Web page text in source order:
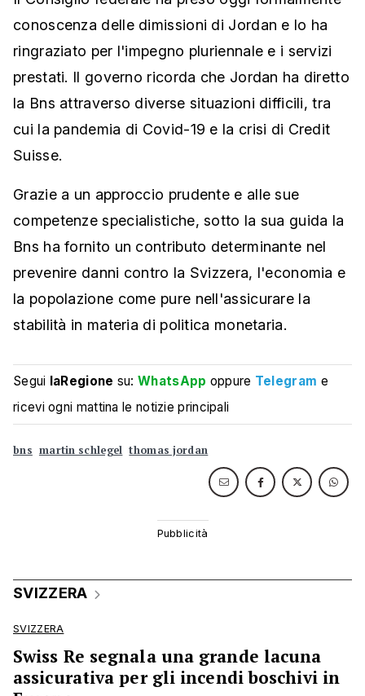
conoscenza delle dimissioni di Jordan e lo ha
ringraziato per l'impegno pluriennale e i servizi
prestati. Il governo ricorda che Jordan ha diretto
la Bns attraverso diverse situazioni difficili, tra
cui la pandemia di Covid-19 e la crisi di Credit
Suisse.
Grazie a un approccio prudente e alle sue
competenze specialistiche, sotto la sua guida la
Bns ha fornito un contributo determinante nel
prevenire danni contro la Svizzera, l'economia e
la popolazione come pure nell'assicurare la
stabilità in materia di politica monetaria.
Segui laRegione su:WhatsApp oppure Telegram e
ricevi ogni mattina le notizie principali
bns martin schlegel thomas jordan
SVIZZERA
SVIZZERA
Swiss Re segnala una grande lacuna
assicurativa per gli incendi boschivi in